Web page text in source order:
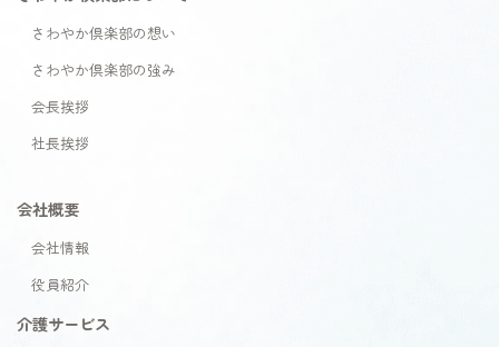
さわやか倶楽部の想い
さわやか倶楽部の強み
会長挨拶
社長挨拶
会社概要
会社情報
役員紹介
介護サービス